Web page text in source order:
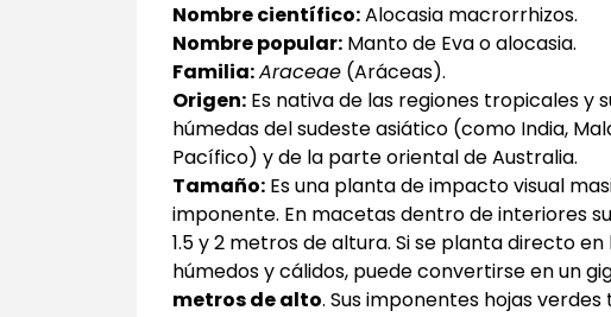
Nombre científico:Alocasia macrorrhizos.
Nombre popular: Manto de Eva o alocasia.
Familia:Araceae (Aráceas).
Origen: Es nativa de las regiones tropicales y
húmedas del sudeste asiático (como India,
Pacífico) y de la parte oriental de Australia.
Tamaño: Es una planta de impacto visual
imponente. En macetas dentro de interiores
1.5 y 2 metros de altura. Si se planta directo
húmedos y cálidos, puede convertirse en un
metros de alto. Sus imponentes hojas